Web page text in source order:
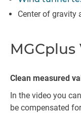
Center of gravity
MGCplus
Clean measured
In the video you
be compensated